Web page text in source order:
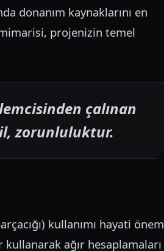
donanım kaynaklarını en
projenizin temel
çalınan
zorunluluktur.
kullanımı hayati önem
ağır hesaplamaları